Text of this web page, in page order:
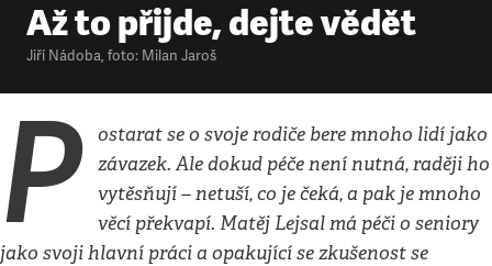
Až to přijde, dejte vědět
Jiří Nádoba, foto: Milan Jaroš
P
ostarat se o svoje rodiče bere mnoho lidí jako
závazek. Ale dokud péče není nutná, raději ho
vytěsňují – netuší, co je čeká, a pak je mnoho
věcí překvapí. Matěj Lejsal má péči o seniory
jako svoji hlavní práci a opakující se zkušenost se